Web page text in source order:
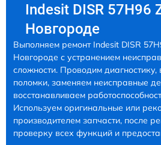
Indesit DISR
Новгороде
Выполняем ремонт Indesit DISR
Новгороде с устранением
сложности. Проводим
поломки, заменяем неисправные
восстанавливаем
Используем оригинальные или
производителем запчасти, после
проверку всех функций и